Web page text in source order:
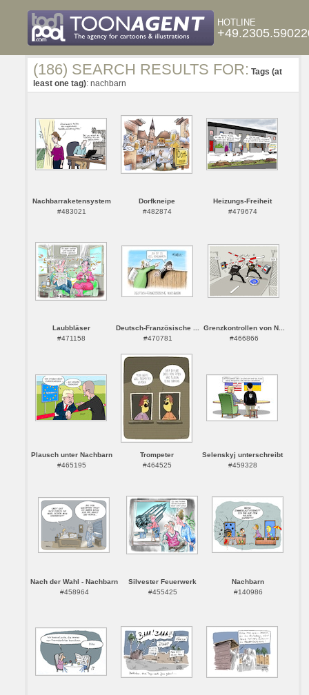
HOTLINE
(186) SEARCH RESULTS FOR: Tags (at
least one tag): nachbarn
Nachbarraketensystem
#483021
Dorfkneipe
#482874
Heizungs-Freiheit
#479674
Laubbläser
#471158
Deutsch-Französische ...
#470781
Grenzkontrollen von N...
#466866
Plausch unter Nachbarn
#465195
Trompeter
#464525
Selenskyj unterschreibt
#459328
Nach der Wahl - Nachbarn
#458964
Silvester Feuerwerk
#455425
Nachbarn
#140986